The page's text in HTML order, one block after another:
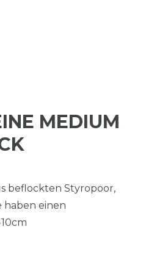
MEDIUM
beflockten Styropoor,
haben einen